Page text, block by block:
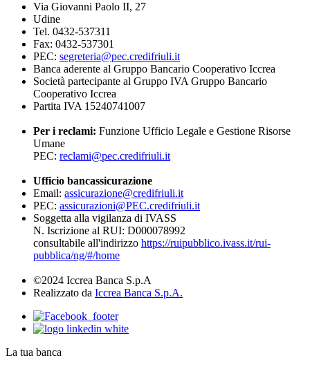
Via Giovanni Paolo II, 27
Udine
Tel. 0432-537311
Fax: 0432-537301
PEC: segreteria@pec.credifriuli.it
Banca aderente al Gruppo Bancario Cooperativo Iccrea
Società partecipante al Gruppo IVA Gruppo Bancario
Cooperativo Iccrea
Partita IVA 15240741007
Per i reclami: Funzione Ufficio Legale e Gestione Risorse
Umane
PEC: reclami@pec.credifriuli.it
Ufficio bancassicurazione
Email: assicurazione@credifriuli.it
PEC: assicurazioni@PEC.credifriuli.it
Soggetta alla vigilanza di IVASS
N. Iscrizione al RUI: D000078992
consultabile all'indirizzo https://ruipubblico.ivass.it/rui-
pubblica/ng/#/home
©2024 Iccrea Banca S.p.A
Realizzato da Iccrea Banca S.p.A.
La tua banca